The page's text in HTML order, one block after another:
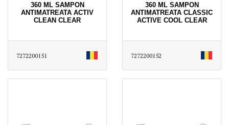
360 ML SAMPON
ANTIMATREATA ACTIV
CLEAN CLEAR
7272200151
360 ML SAMPON
ANTIMATREATA CLASSIC
ACTIVE COOL CLEAR
7272200152